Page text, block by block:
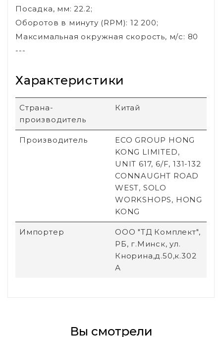
Посадка, мм: 22.2;
Оборотов в минуту (RPM): 12 200;
Максимальная окружная скорость, м/с: 80
---
Характеристики
Страна-
производитель
Китай
Производитель
ECO GROUP HONG
KONG LIMITED,
UNIT 617, 6/F, 131-132
CONNAUGHT ROAD
WEST, SOLO
WORKSHOPS, HONG
KONG
Импортер
ООО "ТД Комплект",
РБ, г.Минск, ул.
Кнорина,д.50,к.302
А
Вы смотрели